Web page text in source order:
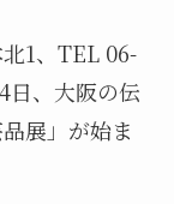
1、TEL 06-
日、大阪の伝
展」が始ま